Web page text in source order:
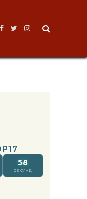
Facebook
TwitterInstagram